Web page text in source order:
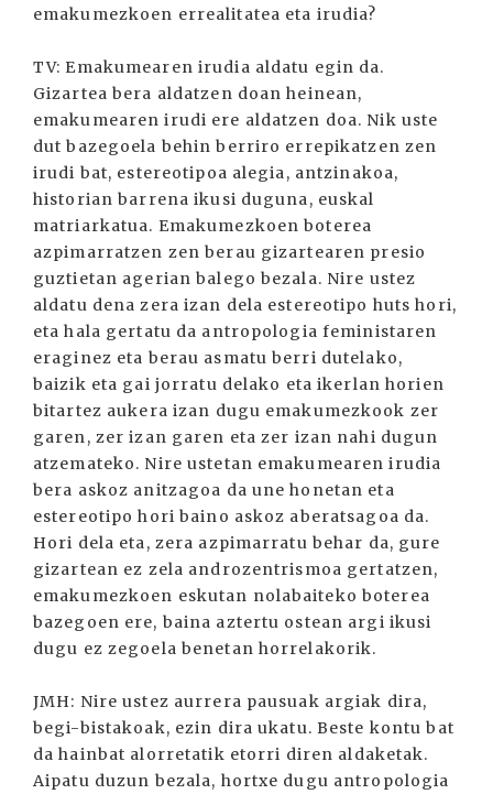
emakumezkoen errealitatea eta irudia?
TV: Emakumearen irudia aldatu egin da.
Gizartea bera aldatzen doan heinean,
emakumearen irudi ere aldatzen doa. Nik uste
dut bazegoela behin berriro errepikatzen zen
irudi bat, estereotipoa alegia, antzinakoa,
historian barrena ikusi duguna, euskal
matriarkatua. Emakumezkoen boterea
azpimarratzen zen berau gizartearen presio
guztietan agerian balego bezala. Nire ustez
aldatu dena zera izan dela estereotipo huts hori,
eta hala gertatu da antropologia feministaren
eraginez eta berau asmatu berri dutelako,
baizik eta gai jorratu delako eta ikerlan horien
bitartez aukera izan dugu emakumezkook zer
garen, zer izan garen eta zer izan nahi dugun
atzemateko. Nire ustetan emakumearen irudia
bera askoz anitzagoa da une honetan eta
estereotipo hori baino askoz aberatsagoa da.
Hori dela eta, zera azpimarratu behar da, gure
gizartean ez zela androzentrismoa gertatzen,
emakumezkoen eskutan nolabaiteko boterea
bazegoen ere, baina aztertu ostean argi ikusi
dugu ez zegoela benetan horrelakorik.
JMH: Nire ustez aurrera pausuak argiak dira,
begi-bistakoak, ezin dira ukatu. Beste kontu bat
da hainbat alorretatik etorri diren aldaketak.
Aipatu duzun bezala, hortxe dugu antropologia